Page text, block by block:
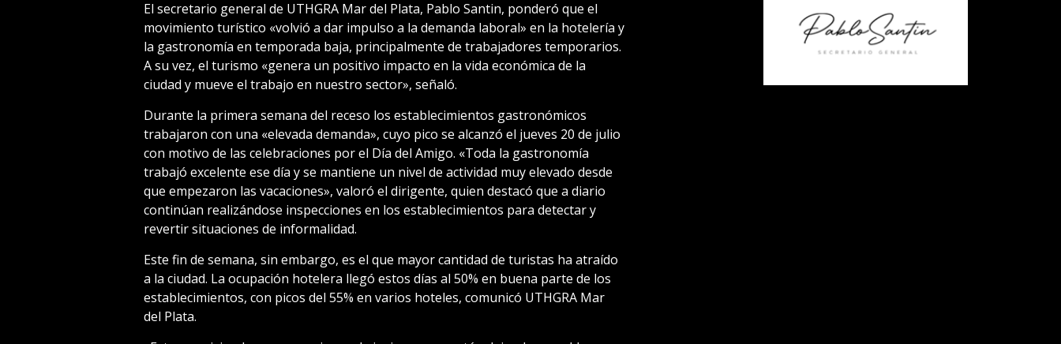
El secretario general de UTHGRA Mar del Plata, Pablo Santin, ponderó que el
movimiento turístico «volvió a dar impulso a la demanda laboral» en la hotelería y
la gastronomía en temporada baja, principalmente de trabajadores temporarios.
A su vez, el turismo «genera un positivo impacto en la vida económica de la
ciudad y mueve el trabajo en nuestro sector», señaló.
Durante la primera semana del receso los establecimientos gastronómicos
trabajaron con una «elevada demanda», cuyo pico se alcanzó el jueves 20 de julio
con motivo de las celebraciones por el Día del Amigo. «Toda la gastronomía
trabajó excelente ese día y se mantiene un nivel de actividad muy elevado desde
que empezaron las vacaciones», valoró el dirigente, quien destacó que a diario
continúan realizándose inspecciones en los establecimientos para detectar y
revertir situaciones de informalidad.
Este fin de semana, sin embargo, es el que mayor cantidad de turistas ha atraído
a la ciudad. La ocupación hotelera llegó estos días al 50% en buena parte de los
establecimientos, con picos del 55% en varios hoteles, comunicó UTHGRA Mar
del Plata.